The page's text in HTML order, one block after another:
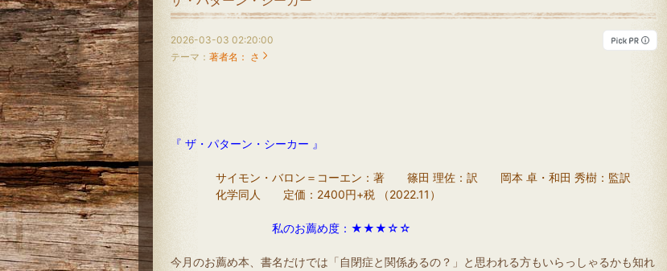
2026-03-03 02:20:00
テーマ： 著者名： さ
『 ザ・パターン・シーカー 』
サイモン・バロン＝コーエン：著 篠田 理佐：訳 岡本 卓・和田 秀樹：監訳
化学同人 定価：2400円+税 （2022.11）
私のお薦め度：★★★☆☆
今月のお薦め本、書名だけでは「自閉症と関係あるの？」と思われる方もいらっしゃるかも知れ